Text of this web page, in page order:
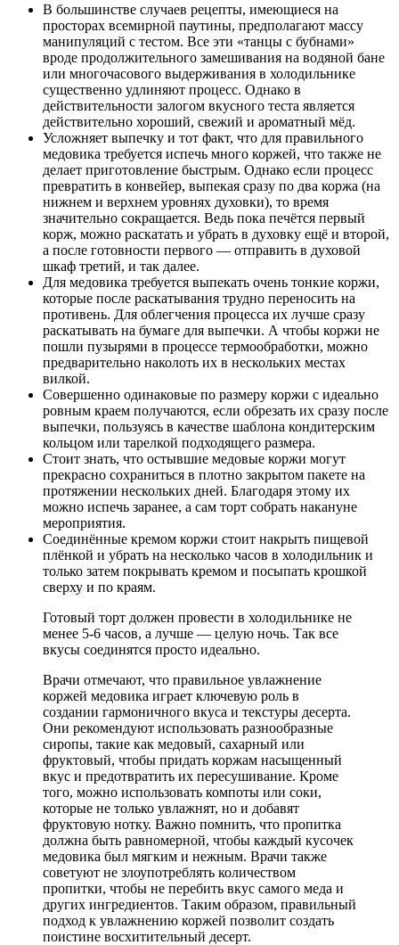
В большинстве случаев рецепты, имеющиеся на
просторах всемирной паутины, предполагают массу
манипуляций с тестом. Все эти «танцы с бубнами»
вроде продолжительного замешивания на водяной бане
или многочасового выдерживания в холодильнике
существенно удлиняют процесс. Однако в
действительности залогом вкусного теста является
действительно хороший, свежий и ароматный мёд.
Усложняет выпечку и тот факт, что для правильного
медовика требуется испечь много коржей, что также не
делает приготовление быстрым. Однако если процесс
превратить в конвейер, выпекая сразу по два коржа (на
нижнем и верхнем уровнях духовки), то время
значительно сокращается. Ведь пока печётся первый
корж, можно раскатать и убрать в духовку ещё и второй,
а после готовности первого — отправить в духовой
шкаф третий, и так далее.
Для медовика требуется выпекать очень тонкие коржи,
которые после раскатывания трудно переносить на
противень. Для облегчения процесса их лучше сразу
раскатывать на бумаге для выпечки. А чтобы коржи не
пошли пузырями в процессе термообработки, можно
предварительно наколоть их в нескольких местах
вилкой.
Совершенно одинаковые по размеру коржи с идеально
ровным краем получаются, если обрезать их сразу после
выпечки, пользуясь в качестве шаблона кондитерским
кольцом или тарелкой подходящего размера.
Стоит знать, что остывшие медовые коржи могут
прекрасно сохраниться в плотно закрытом пакете на
протяжении нескольких дней. Благодаря этому их
можно испечь заранее, а сам торт собрать накануне
мероприятия.
Соединённые кремом коржи стоит накрыть пищевой
плёнкой и убрать на несколько часов в холодильник и
только затем покрывать кремом и посыпать крошкой
сверху и по краям.
Готовый торт должен провести в холодильнике не
менее 5-6 часов, а лучше — целую ночь. Так все
вкусы соединятся просто идеально.
Врачи отмечают, что правильное увлажнение
коржей медовика играет ключевую роль в
создании гармоничного вкуса и текстуры десерта.
Они рекомендуют использовать разнообразные
сиропы, такие как медовый, сахарный или
фруктовый, чтобы придать коржам насыщенный
вкус и предотвратить их пересушивание. Кроме
того, можно использовать компоты или соки,
которые не только увлажнят, но и добавят
фруктовую нотку. Важно помнить, что пропитка
должна быть равномерной, чтобы каждый кусочек
медовика был мягким и нежным. Врачи также
советуют не злоупотреблять количеством
пропитки, чтобы не перебить вкус самого меда и
других ингредиентов. Таким образом, правильный
подход к увлажнению коржей позволит создать
поистине восхитительный десерт.